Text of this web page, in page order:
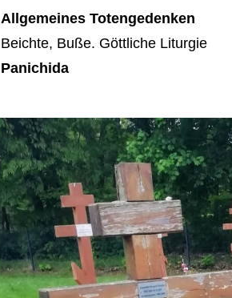
Allgemeines Totengedenken
Beichte, Buße. Göttliche Liturgie
Panichida